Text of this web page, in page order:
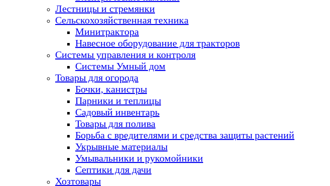
Лестницы и стремянки
Сельскохозяйственная техника
Минитрактора
Навесное оборудование для тракторов
Системы управления и контроля
Системы Умный дом
Товары для огорода
Бочки, канистры
Парники и теплицы
Садовый инвентарь
Товары для полива
Борьба с вредителями и средства защиты растений
Укрывные материалы
Умывальники и рукомойники
Септики для дачи
Хозтовары